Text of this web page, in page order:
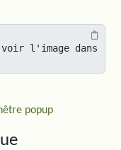
l'image dans
popup